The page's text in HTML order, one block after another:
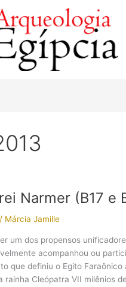
Narmer (B17 e
/ Márcia Jamille
um dos propensos
acompanhou ou
que definiu o Egito Faraônico
rainha Cleópatra VII milênios